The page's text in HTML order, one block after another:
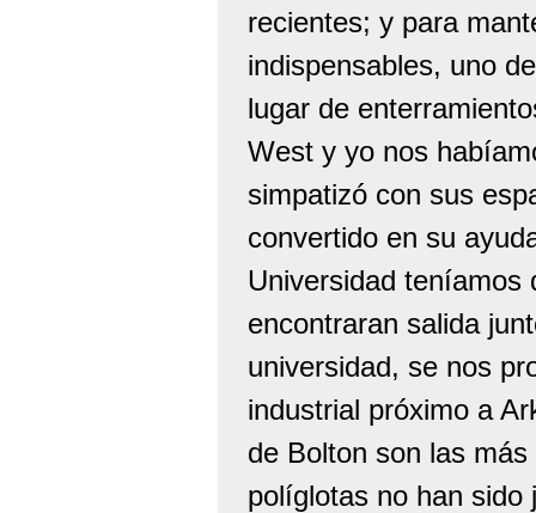
recientes; y para
indispensables, uno
lugar de
West y yo nos
simpatizó con sus
convertido en su
Universidad teníamos
encontraran salida
universidad, se nos
industrial próximo a
de Bolton son las
políglotas no han sido